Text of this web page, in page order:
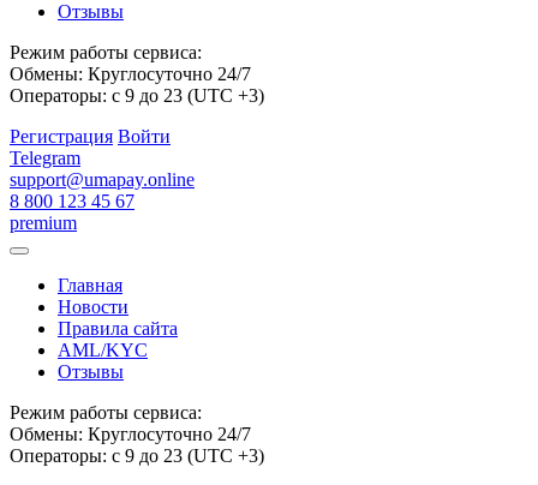
Отзывы
Режим работы сервиса:
Обмены: Круглосуточно 24/7
Операторы: с 9 до 23 (UTC +3)
Регистрация Войти
Telegram
support@umapay.online
8 800 123 45 67
premium
Главная
Новости
Правила сайта
AML/KYC
Отзывы
Режим работы сервиса:
Обмены: Круглосуточно 24/7
Операторы: с 9 до 23 (UTC +3)